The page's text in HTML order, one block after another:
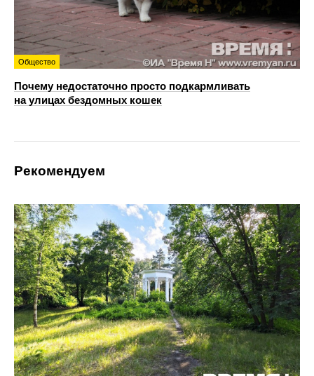
Общество
Почему недостаточно просто подкармливать
на улицах бездомных кошек
Рекомендуем